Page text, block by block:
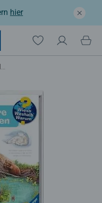
hier